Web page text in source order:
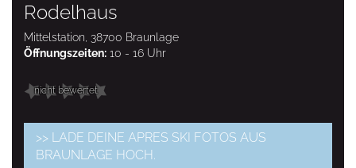
Rodelhaus
Mittelstation, 38700 Braunlage
Öffnungszeiten: 10 - 16 Uhr
nicht bewertet
>> LADE DEINE APRES SKI FOTOS AUS
BRAUNLAGE HOCH.